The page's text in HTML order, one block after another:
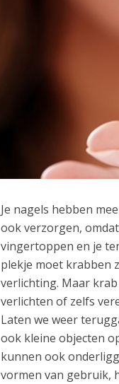
Je nagels hebben
ook verzorgen,
vingertoppen en je
plekje moet krabben
verlichting. Maar
verlichten of zelfs
Laten we weer
ook kleine objecten
kunnen ook
vormen van gebruik,